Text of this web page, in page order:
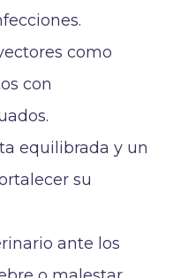
como
con
equilibrada y un
su
ante los